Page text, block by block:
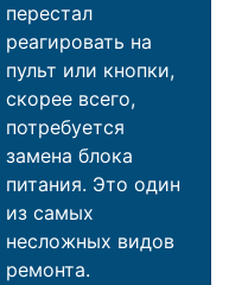
перестал
реагировать на
пульт или кнопки,
скорее всего,
потребуется
замена блока
питания. Это один
из самых
несложных видов
ремонта.